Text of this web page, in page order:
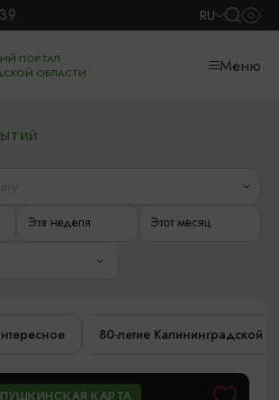
RU
ПОРТАЛ
ОБЛАСТИ
Меню
Эта неделя Этот месяц
80-летие Калининградской
ПУШКИНСКАЯ КАРТА